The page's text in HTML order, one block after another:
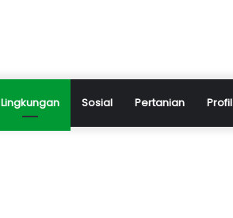
Lingkungan Sosial Pertanian Profil